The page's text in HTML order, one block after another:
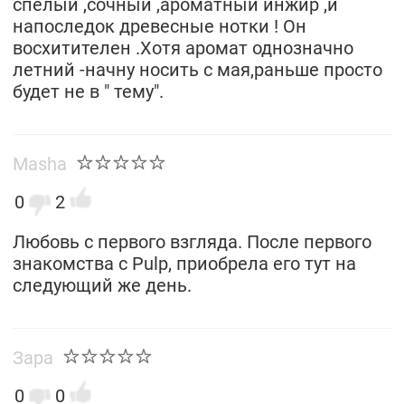
напоследок древесные нотки ! Он
восхитителен .Хотя аромат однозначно
летний -начну носить с мая,раньше просто
будет не в " тему".
Masha
0
2
Любовь с первого взгляда. После первого
знакомства с Pulp, приобрела его тут на
следующий же день.
Зара
0
0